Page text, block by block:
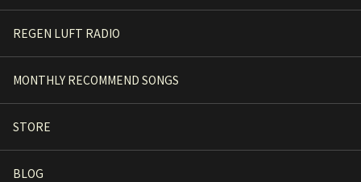
REGEN LUFT RADIO
MONTHLY RECOMMEND SONGS
STORE
BLOG